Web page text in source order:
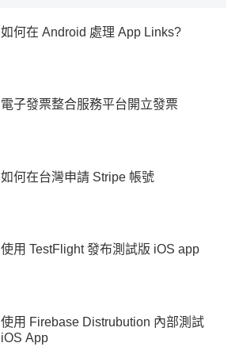
如何在 Android 處理 App Links?
電子發票整合服務平台開立發票
如何在台灣申請 Stripe 帳號
使用 TestFlight 發布測試版 iOS app
使用 Firebase Distrubution 內部測試
iOS App